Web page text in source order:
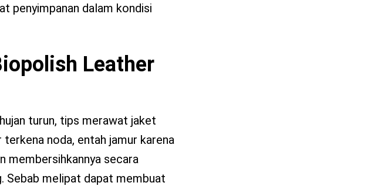
penyimpanan dalam kondisi
Leather
turun, tips merawat jaket
noda, entah jamur karena
membersihkannya secara
Sebab melipat dapat membuat